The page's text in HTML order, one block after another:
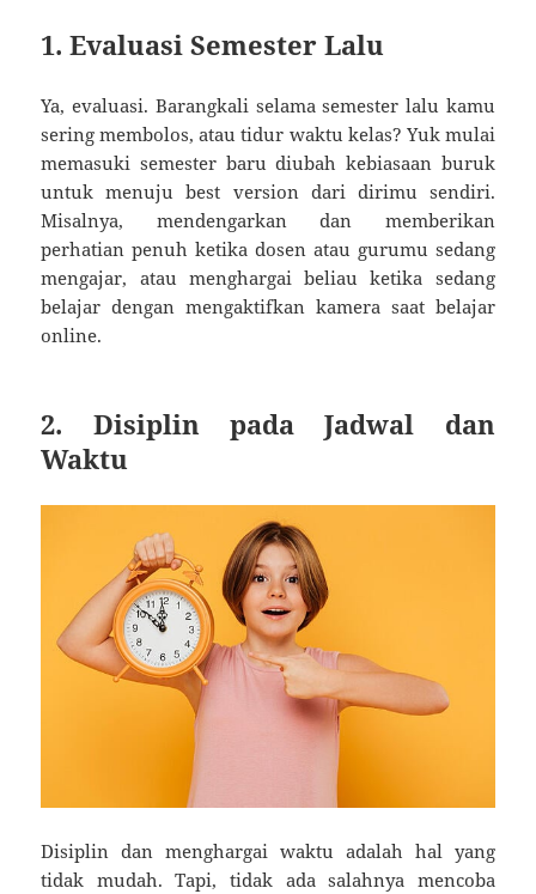
1. Evaluasi Semester Lalu
Ya, evaluasi. Barangkali selama semester lalu kamu
sering membolos, atau tidur waktu kelas? Yuk mulai
memasuki semester baru diubah kebiasaan buruk
untuk menuju best version dari dirimu sendiri.
Misalnya, mendengarkan dan memberikan
perhatian penuh ketika dosen atau gurumu sedang
mengajar, atau menghargai beliau ketika sedang
belajar dengan mengaktifkan kamera saat belajar
online.
2. Disiplin pada Jadwal dan
Waktu
Disiplin dan menghargai waktu adalah hal yang
tidak mudah. Tapi, tidak ada salahnya mencoba